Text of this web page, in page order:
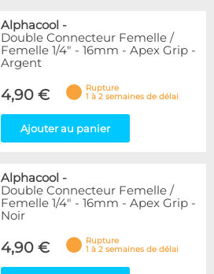
Alphacool -
Double Connecteur Femelle /
Femelle 1/4" - 16mm - Apex Grip -
Argent
4,90 €
Rupture
1 à 2 semaines de délai
Ajouter au panier
Alphacool -
Double Connecteur Femelle /
Femelle 1/4" - 16mm - Apex Grip -
Noir
4,90 €
Rupture
1 à 2 semaines de délai